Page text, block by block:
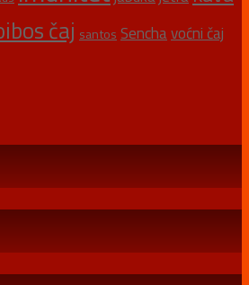
čaj santos Senchavoćni čaj